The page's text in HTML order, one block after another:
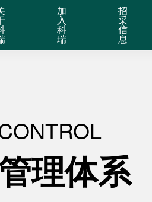
加
入
科
瑞
招
采
信
息
理体系